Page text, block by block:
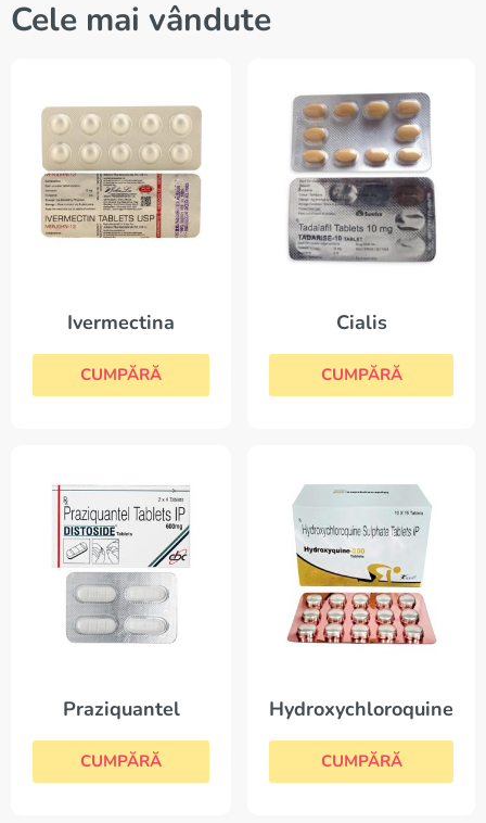
Cele mai vândute
Ivermectina
CUMPĂRĂ
Cialis
CUMPĂRĂ
Praziquantel
CUMPĂRĂ
Hydroxychloroquine
CUMPĂRĂ